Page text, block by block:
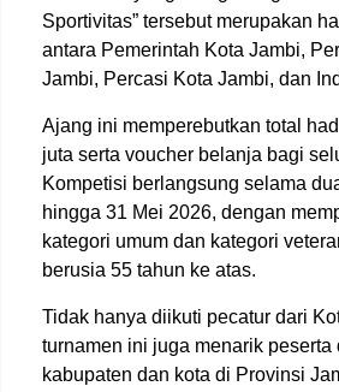
Sportivitas” tersebut merupakan
antara Pemerintah Kota Jambi,
Jambi, Percasi Kota Jambi, dan
Ajang ini memperebutkan total
juta serta voucher belanja bagi
Kompetisi berlangsung selama
hingga 31 Mei 2026, dengan
kategori umum dan kategori
berusia 55 tahun ke atas.
Tidak hanya diikuti pecatur dari
turnamen ini juga menarik peserta
kabupaten dan kota di Provinsi